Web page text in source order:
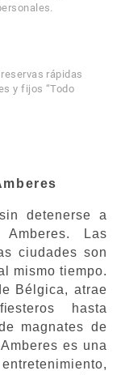
rápidas
y fijos “Todo
detenerse a
Las
ciudades son
mismo tiempo.
Bélgica, atrae
hasta
magnates de
es una